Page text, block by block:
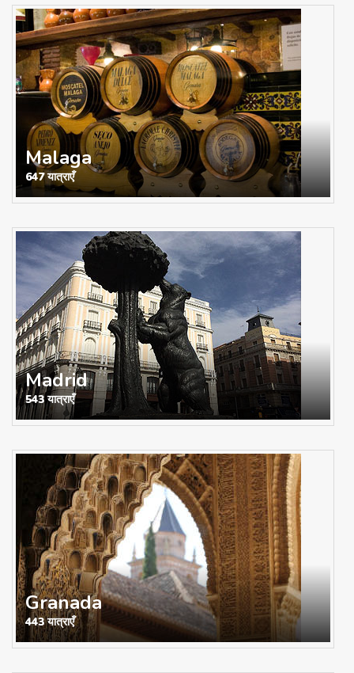
Malaga
647 यात्राएँ
Madrid
543 यात्राएँ
Granada
443 यात्राएँ